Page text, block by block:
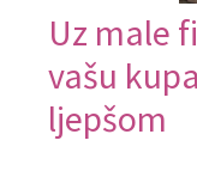
Uz male
vašu
ljepšom